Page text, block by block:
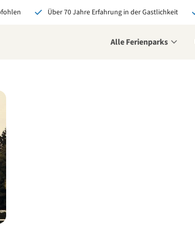
Über 70 Jahre Erfahrung in der Gastlichkeit
Alle Ferienparks